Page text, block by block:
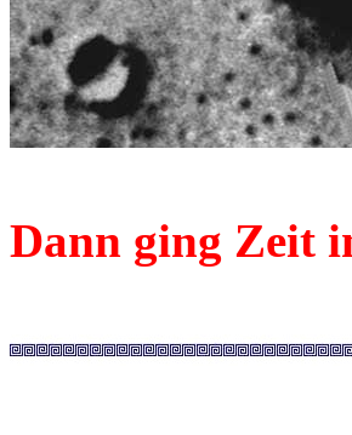
Dann ging Zeit